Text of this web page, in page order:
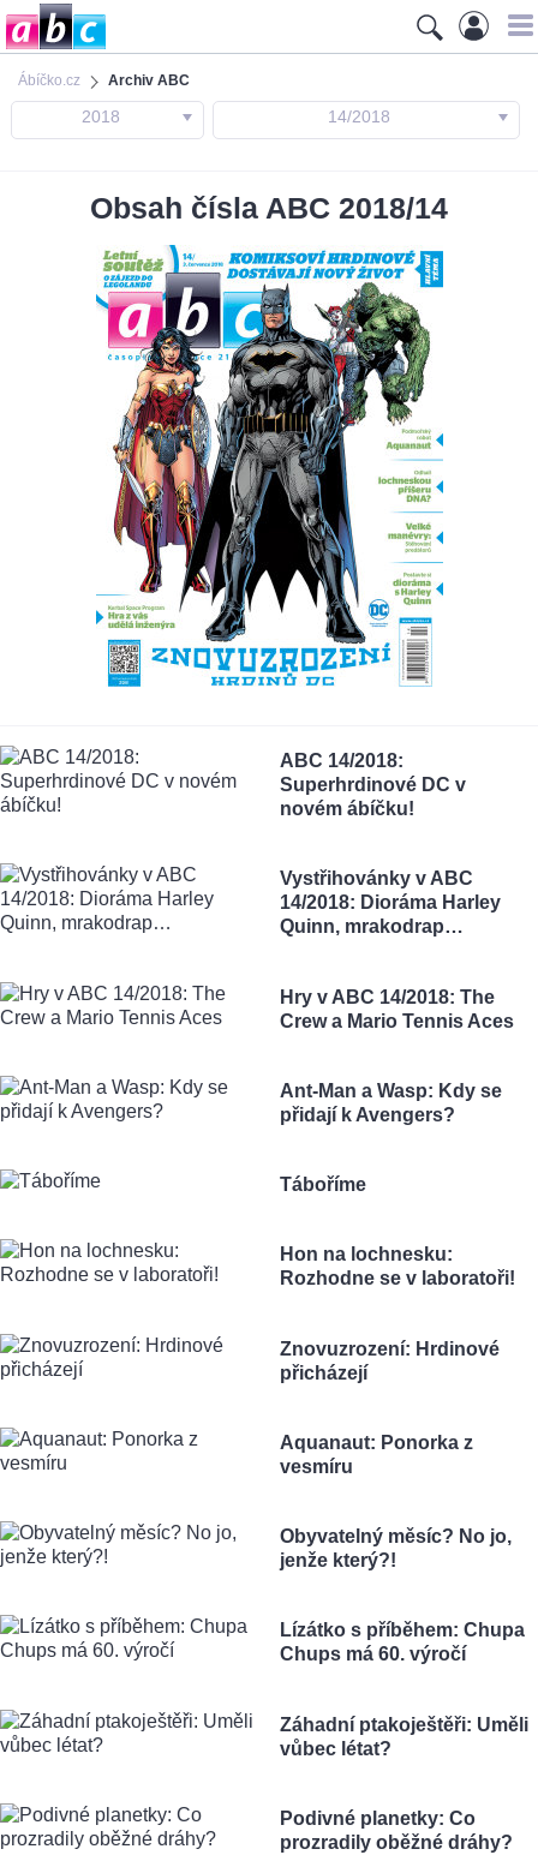
Ábíčko.cz Archiv ABC
2018 14/2018
Obsah čísla ABC 2018/14
ABC 14/2018:
Superhrdinové DC v
novém ábíčku!
Vystřihovánky v ABC
14/2018: Dioráma Harley
Quinn, mrakodrap…
Hry v ABC 14/2018: The
Crew a Mario Tennis Aces
Ant-Man a Wasp: Kdy se
přidají k Avengers?
Táboříme
Hon na lochnesku:
Rozhodne se v laboratoři!
Znovuzrození: Hrdinové
přicházejí
Aquanaut: Ponorka z
vesmíru
Obyvatelný měsíc? No jo,
jenže který?!
Lízátko s příběhem: Chupa
Chups má 60. výročí
Záhadní ptakoještěři: Uměli
vůbec létat?
Podivné planetky: Co
prozradily oběžné dráhy?